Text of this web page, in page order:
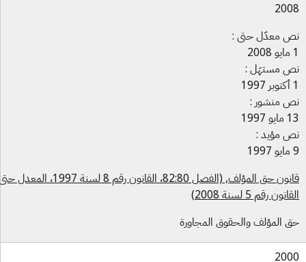
معدّل حتى :
مستهَل :
منشور :
مؤيد :
قانون حق المؤلف, (الفصل 82:80، القانون رقم 8 لسنة 1997، المعدل حتى
رقم 5 لسنة 2008)
المؤلف والحقوق المجاورة